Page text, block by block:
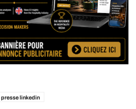
presse linkedin